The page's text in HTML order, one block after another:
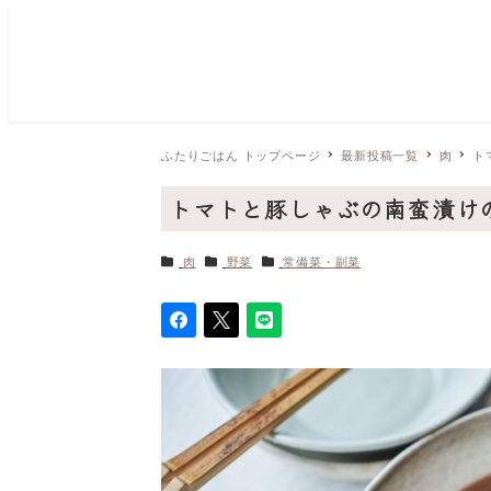
ふたりごはん トップページ 最新投稿一覧 肉
トマトと豚しゃぶの南蛮漬
カテゴリー
肉 カテゴリー
野菜 カテゴリー
常備菜・副菜